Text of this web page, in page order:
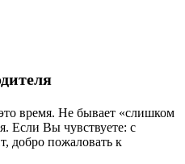
время. Не бывает «слишком
Если Вы чувствуете: с
добро пожаловать к